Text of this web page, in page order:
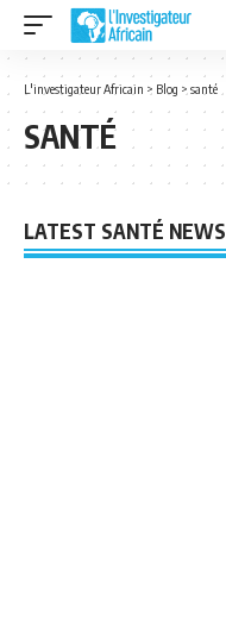
L'investigateur Africain > Blog > santé
SANTÉ
LATEST SANTÉ NEWS